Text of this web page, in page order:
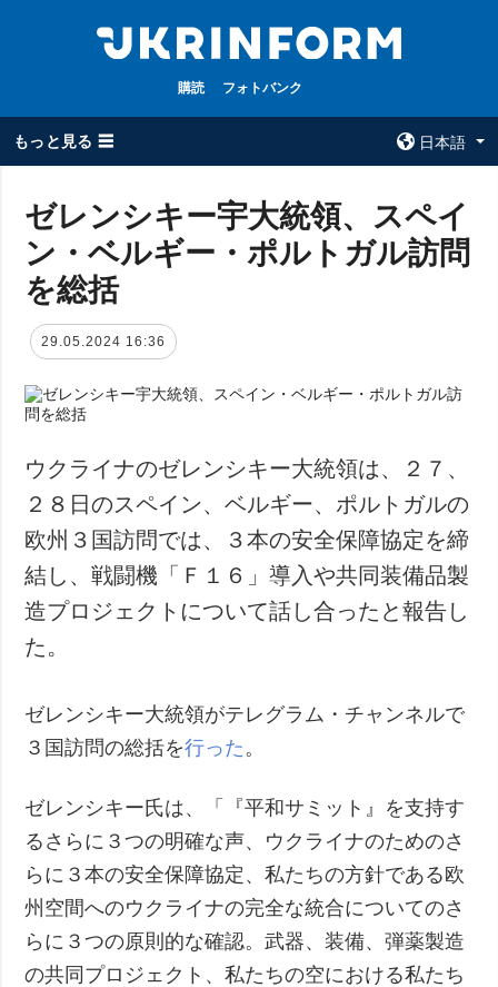
購読 フォトバンク
もっと見る ☰
日本語
全てのトピック
戦争
政治
経済・復興
防衛
社会・文化
スポーツ
犯罪
事故・緊急事態
ウクルインフォ
ルム
追加
写真
動画
サービス
ゼレンシキー宇大統領、スペイ
ン・ベルギー・ポルトガル訪問
を総括
29.05.2024 16:36
ウクライナのゼレンシキー大統領は、２７、
２８日のスペイン、ベルギー、ポルトガルの
欧州３国訪問では、３本の安全保障協定を締
結し、戦闘機「Ｆ１６」導入や共同装備品製
造プロジェクトについて話し合ったと報告し
た。
ゼレンシキー大統領がテレグラム・チャンネルで
３国訪問の総括を行った 。
ゼレンシキー氏は、「『平和サミット』を支持す
るさらに３つの明確な声、ウクライナのためのさ
らに３本の安全保障協定、私たちの方針である欧
州空間へのウクライナの完全な統合についてのさ
らに３つの原則的な確認。武器、装備、弾薬製造
の共同プロジェクト、私たちの空における私たち